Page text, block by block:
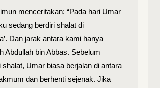
menceritakan: “Pada hari Umar
sedang berdiri shalat di
Dan jarak antara kami hanya
Abdullah bin Abbas. Sebelum
shalat, Umar biasa berjalan di antara
dan berhenti sejenak. Jika